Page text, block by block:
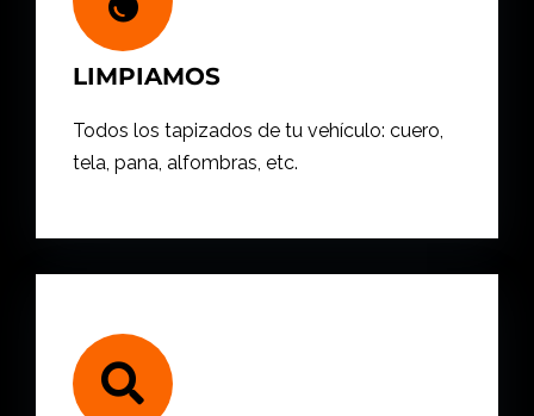
LIMPIAMOS
Todos los tapizados de tu vehículo: cuero,
tela, pana, alfombras, etc.